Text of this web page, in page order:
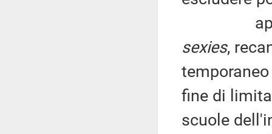
appare
sexies,
fine di
scuole